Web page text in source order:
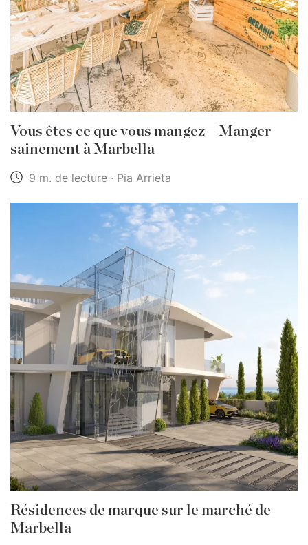
Vous êtes ce que vous mangez – Manger
sainement à Marbella
9 m. de lecture · Pia Arrieta
Résidences de marque sur le marché de
Marbella